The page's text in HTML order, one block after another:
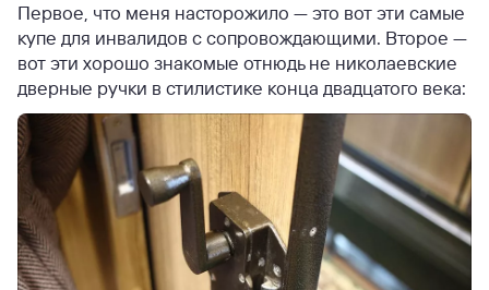
Первое, что меня насторожило — это вот эти самые
купе для инвалидов с сопровождающими. Второе —
вот эти хорошо знакомые отнюдь не николаевские
дверные ручки в стилистике конца двадцатого века: